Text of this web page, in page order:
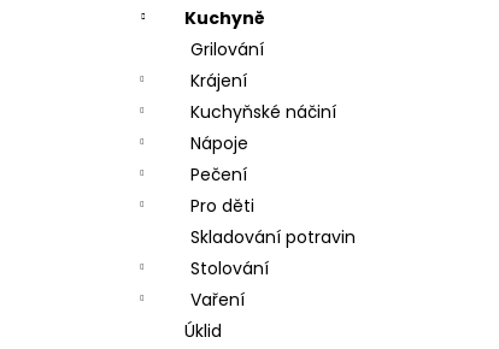
Kuchyně
Grilování
Krájení
Kuchyňské náčiní
Nápoje
Pečení
Pro děti
Skladování potravin
Stolování
Vaření
Úklid